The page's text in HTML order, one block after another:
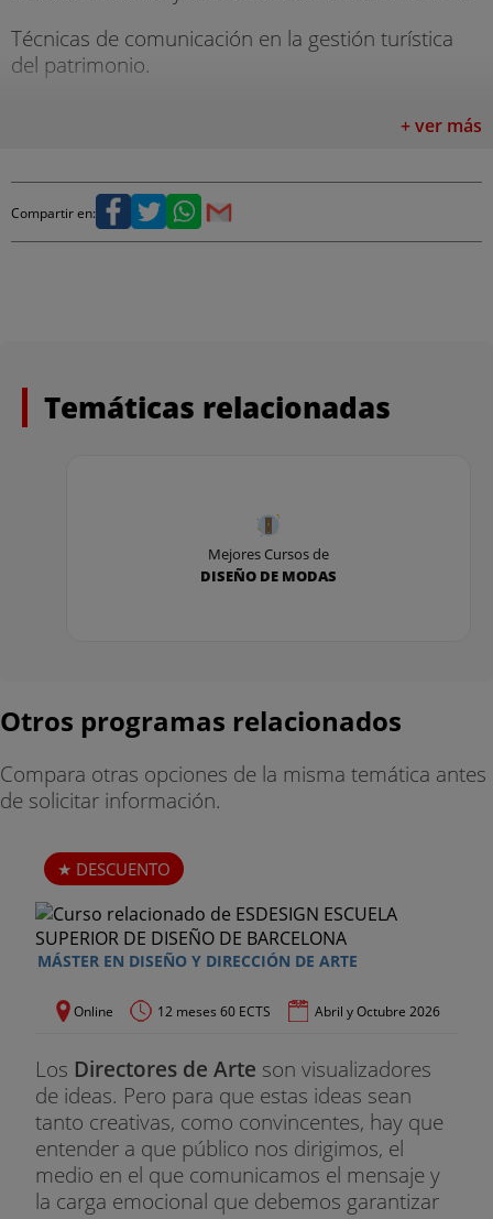
Técnicas de comunicación en la gestión turística
del patrimonio.
+ ver más
Compartir en:
Temáticas relacionadas
Mejores Cursos de
DISEÑO DE MODAS
Otros programas relacionados
Compara otras opciones de la misma temática antes
de solicitar información.
DESCUENTO
MÁSTER EN DISEÑO Y DIRECCIÓN DE ARTE
Online 12 meses 60 ECTS Abril y Octubre 2026
Los Directores de Arte son visualizadores
de ideas. Pero para que estas ideas sean
tanto creativas, como convincentes, hay que
entender a que público nos dirigimos, el
medio en el que comunicamos el mensaje y
la carga emocional que debemos garantizar